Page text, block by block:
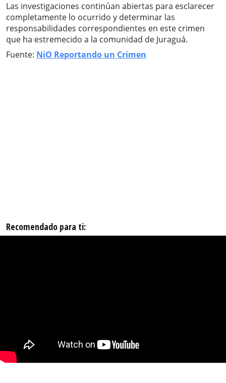
Las investigaciones continúan abiertas para esclarecer
completamente lo ocurrido y determinar las
responsabilidades correspondientes en este crimen
que ha estremecido a la comunidad de Juraguá.
Fuente: NiO Reportando un Crimen
Recomendado para ti: